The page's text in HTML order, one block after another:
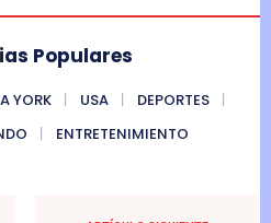
Populares
YORK USA
DEPORTES
ENTRETENIMIENTO